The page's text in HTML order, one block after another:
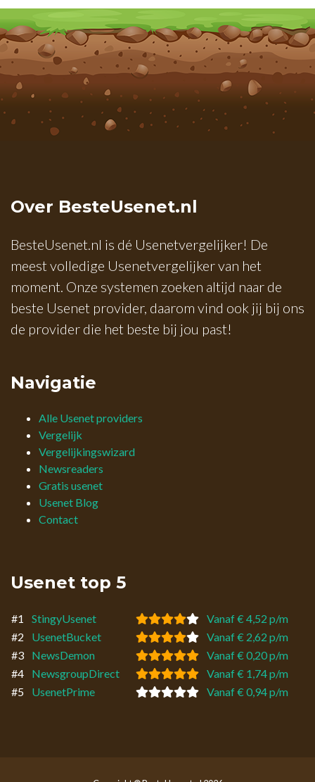
Over BesteUsenet.nl
BesteUsenet.nl is dé Usenetvergelijker! De
meest volledige Usenetvergelijker van het
moment. Onze systemen zoeken altijd naar de
beste Usenet provider, daarom vind ook jij bij ons
de provider die het beste bij jou past!
Navigatie
Alle Usenet providers
Vergelijk
Vergelijkingswizard
Newsreaders
Gratis usenet
Usenet Blog
Contact
Usenet top 5
#1 StingyUsenet
Vanaf € 4,52 p/m
#2
UsenetBucket
Vanaf € 2,62 p/m
#3
NewsDemon
Vanaf € 0,20 p/m
#4
NewsgroupDirect
Vanaf € 1,74 p/m
#5
UsenetPrime Vanaf € 0,94 p/m